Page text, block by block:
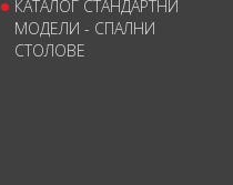
КАТАЛОГ СТАНДАРТНИ
МОДЕЛИ - СПАЛНИ
СТОЛОВЕ